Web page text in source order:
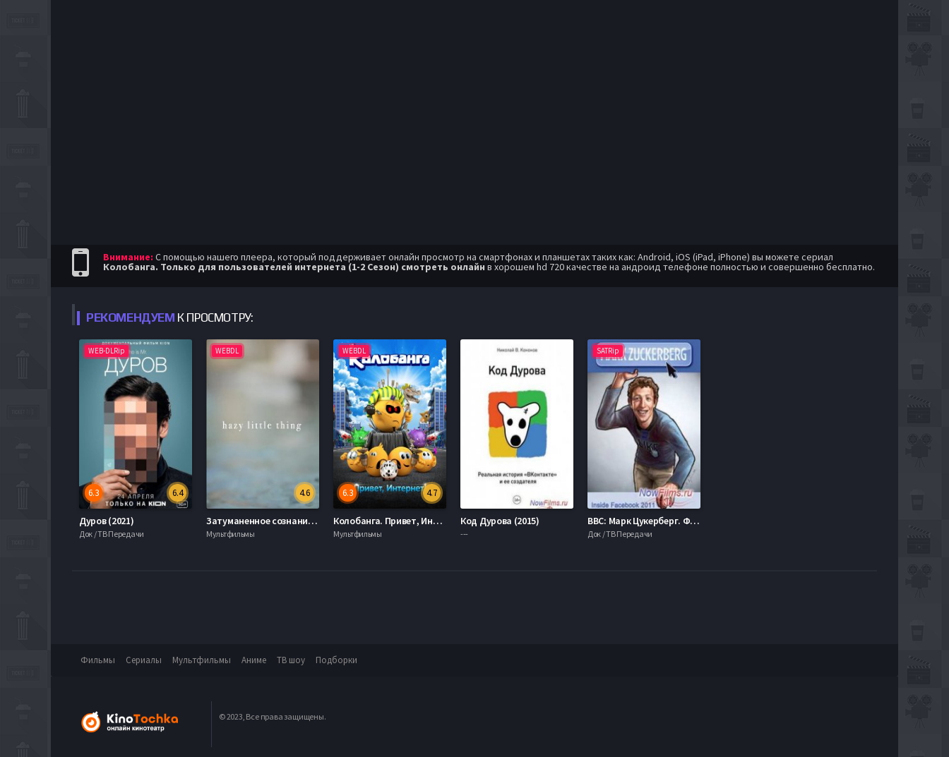
Внимание: С помощью нашего плеера, который поддерживает онлайн просмотр на смартфонах и планшетах таких как: Android, iOS (iPad, iPhone) вы можете сериал
Колобанга. Только для пользователей интернета (1-2 Сезон) смотреть онлайн в хорошем hd 720 качестве на андроид телефоне полностью и совершенно бесплатно.
РЕКОМЕНДУЕМ К ПРОСМОТРУ:
WEB-DLRip
6.4
6.3
Дуров (2021)
Док / ТВ Передачи
WEBDL
4.6
Затуманенное сознание (2020)
Мультфильмы
WEBDL
4.7
6.3
Колобанга. Привет, Интернет! (2017)
Мультфильмы
Код Дурова (2015)
---
SATRip
BBC: Марк Цукерберг. Фейсбук изнутри (2011)
Док / ТВ Передачи
Фильмы Сериалы Мультфильмы Аниме ТВ шоу Подборки
© 2023, Все права защищены.